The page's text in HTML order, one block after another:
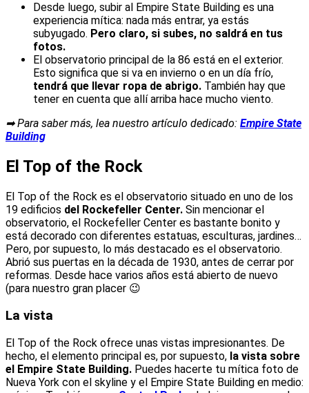
Desde luego, subir al Empire State Building es una
experiencia mítica: nada más entrar, ya estás
subyugado. Pero claro, si subes, no saldrá en tus
fotos.
El observatorio principal de la 86 está en el exterior.
Esto significa que si va en invierno o en un día frío,
tendrá que llevar ropa de abrigo. También hay que
tener en cuenta que allí arriba hace mucho viento.
➡ Para saber más, lea nuestro artículo dedicado: Empire State
Building
El Top of the Rock
El Top of the Rock es el observatorio situado en uno de los
19 edificios del Rockefeller Center. Sin mencionar el
observatorio, el Rockefeller Center es bastante bonito y
está decorado con diferentes estatuas, esculturas, jardines…
Pero, por supuesto, lo más destacado es el observatorio.
Abrió sus puertas en la década de 1930, antes de cerrar por
reformas. Desde hace varios años está abierto de nuevo
(para nuestro gran placer 😉
La vista
El Top of the Rock ofrece unas vistas impresionantes. De
hecho, el elemento principal es, por supuesto, la vista sobre
el Empire State Building. Puedes hacerte tu mítica foto de
Nueva York con el skyline y el Empire State Building en medio: